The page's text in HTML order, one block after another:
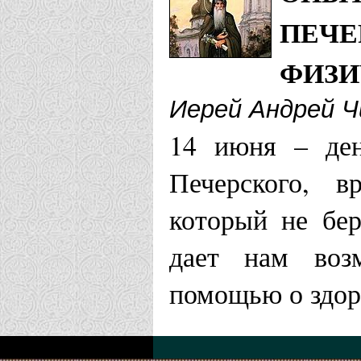
Иерей Андрей
14 июня –
Печерского,
который не
дает нам
помощью о